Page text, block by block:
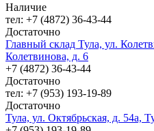
Наличие
тел: +7 (4872) 36-43-44
Достаточно
Главный склад Тула, ул.
Колетвинова, д. 6
+7 (4872) 36-43-44
Достаточно
тел: +7 (953) 193-19-89
Достаточно
Тула, ул. Октябрьская, д. 54а,